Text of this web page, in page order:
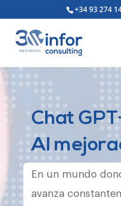
+34 93 274
Chat
AI
En un mundo
avanza